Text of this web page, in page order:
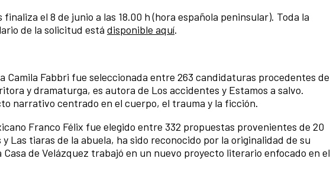
el 8 de junio a las 18.00 h (hora española peninsular). Toda la
de la solicitud está disponible aquí.
Camila Fabbri fue seleccionada entre 263 candidaturas procedentes de
y dramaturga, es autora de Los accidentes y Estamos a salvo.
narrativo centrado en el cuerpo, el trauma y la ficción.
Franco Félix fue elegido entre 332 propuestas provenientes de 20
Las tiaras de la abuela, ha sido reconocido por la originalidad de su
de Velázquez trabajó en un nuevo proyecto literario enfocado en el